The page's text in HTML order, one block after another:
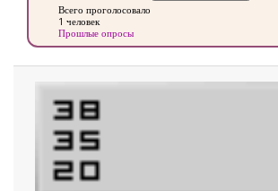
Всего проголосовало
1 человек
Прошлые опросы